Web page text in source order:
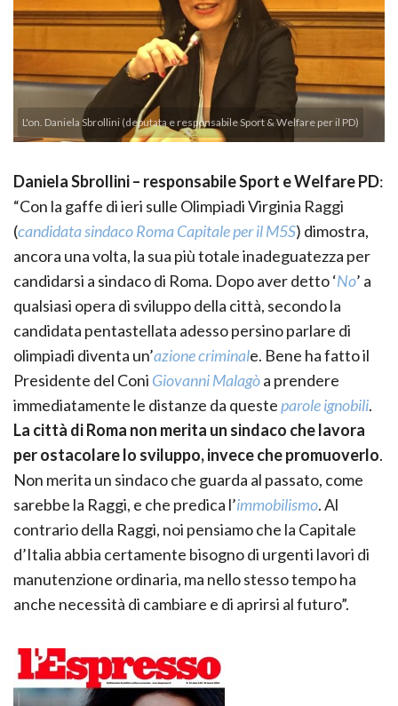
L'on. Daniela Sbrollini (deputata e responsabile Sport & Welfare per il PD)
Daniela Sbrollini – responsabile Sport e Welfare PD:
“Con la gaffe di ieri sulle Olimpiadi Virginia Raggi
(candidata sindaco Roma Capitale per il M5S) dimostra,
ancora una volta, la sua più totale inadeguatezza per
candidarsi a sindaco di Roma. Dopo aver detto ‘No’ a
qualsiasi opera di sviluppo della città, secondo la
candidata pentastellata adesso persino parlare di
olimpiadi diventa un’azione criminale. Bene ha fatto il
Presidente del Coni Giovanni Malagòa prendere
immediatamente le distanze da questeparole ignobili.
La città di Roma non merita un sindaco che lavora
per ostacolare lo sviluppo, invece che promuoverlo.
Non merita un sindaco che guarda al passato, come
sarebbe la Raggi, e che predica l’immobilismo. Al
contrario della Raggi, noi pensiamo che la Capitale
d’Italia abbia certamente bisogno di urgenti lavori di
manutenzione ordinaria, ma nello stesso tempo ha
anche necessità di cambiare e di aprirsi al futuro”.